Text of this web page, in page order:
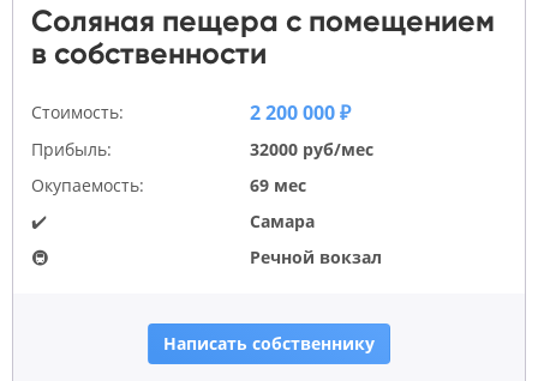
Соляная пещера с помещением
в собственности
Стоимость: 2 200 000 ₽
Прибыль:
32000 руб/мес
Окупаемость:
69 мес
✔️
Самара
🚇
Речной вокзал
Написать собственнику